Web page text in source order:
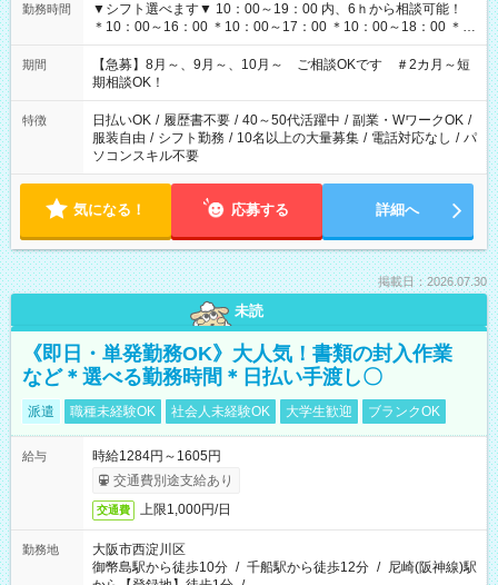
勤務時間
▼シフト選べます▼ 10：00～19：00 内、6ｈから相談可能！
＊10：00～16：00 ＊10：00～17：00 ＊10：00～18：00 ＊
11：00～19：00 ＊12：00～19：00 ＊13：00～19：00
期間
【急募】8月～、9月～、10月～ ご相談OKです ＃2カ月～短
期相談OK！
特徴 日払いOK / 履歴書不要 / 40～50代活躍中 / 副業・WワークOK /
服装自由 / シフト勤務 / 10名以上の大量募集 / 電話対応なし / パ
ソコンスキル不要
気になる！ 応募する 詳細へ
掲載日：2026.07.30
未読
《即日・単発勤務OK》大人気！書類の封入作業
など＊選べる勤務時間＊日払い手渡し〇
派遣 職種未経験OK 社会人未経験OK 大学生歓迎 ブランクOK
給与
時給1284円～1605円
交通費別途支給あり
交通費 上限1,000円/日
勤務地
大阪市西淀川区
御幣島駅から徒歩10分 / 千船駅から徒歩12分 / 尼崎(阪神線)駅